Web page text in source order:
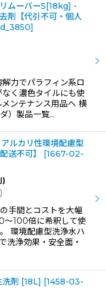
ムーバーS[18kg] -
剤【代引不可・個人
]
力でパラフィン系ロ
く濃色タイルにも使
ンテナンス用品へ 横
）製品一覧…
ルカリ性環境配慮型
送不可】
[1667-02-
)
)
手間とコストを大幅
〜100倍に希釈して使
環境配慮型洗浄水ハ
洗浄効果・安全面・
洗剤 [18L] [1458-03-